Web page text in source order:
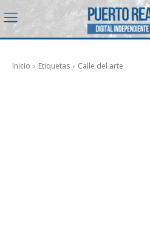
Inicio Etiquetas Calle del arte